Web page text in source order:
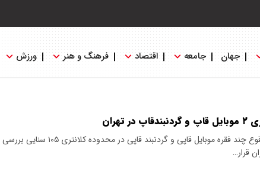
جهان جامعه اقتصاد فرهنگ و هنر ورزش
در تهران
در پی وقوع چند فقره موبایل قاپی و
قرار…